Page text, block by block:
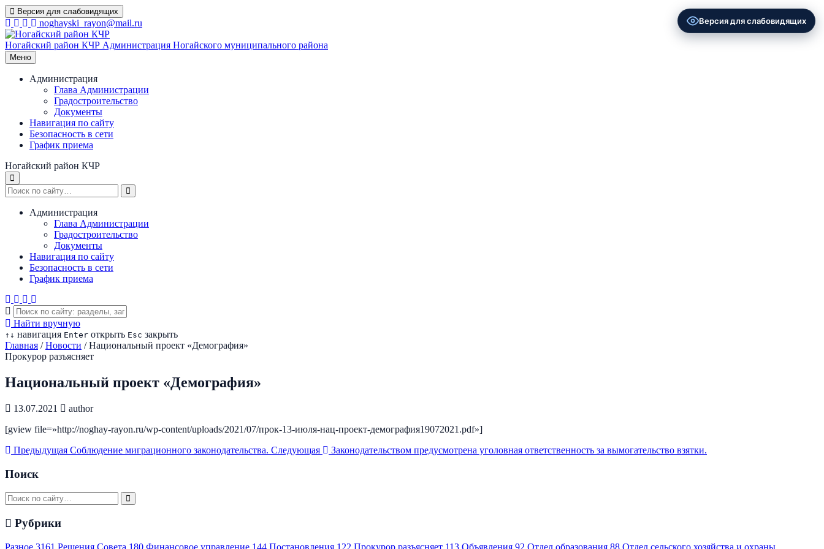
Перейти
к
содержимому
Версия для слабовидящих
noghayski_rayon@mail.ru
Ногайский район КЧР Администрация Ногайского муниципального района
Меню
Администрация
Глава Администрации
Градостроительство
Документы
Навигация по сайту
Безопасность в сети
График приема
Ногайский район КЧР
Администрация
Глава Администрации
Градостроительство
Документы
Навигация по сайту
Безопасность в сети
График приема
Найти вручную
↑ ↓ навигация Enter открыть Esc закрыть
Главная / Новости / Национальный проект «Демография»
Прокурор разъясняет
Национальный проект «Демография»
13.07.2021
author
[gview file=»http://noghay-rayon.ru/wp-content/uploads/2021/07/прок-13-июля-нац-проект-демография19072021.pdf»]
Предыдущая Соблюдение миграционного законодательства. Следующая Законодательством предусмотрена уголовная ответственность за вымогательство взятки.
Поиск
Рубрики
Разное 3161 Решения Совета 180 Финансовое управление 144 Постановления 122 Прокурор разъясняет 113 Объявления 92 Отдел образования 88 Отдел сельского хозяйства и охраны
Версия для слабовидящих